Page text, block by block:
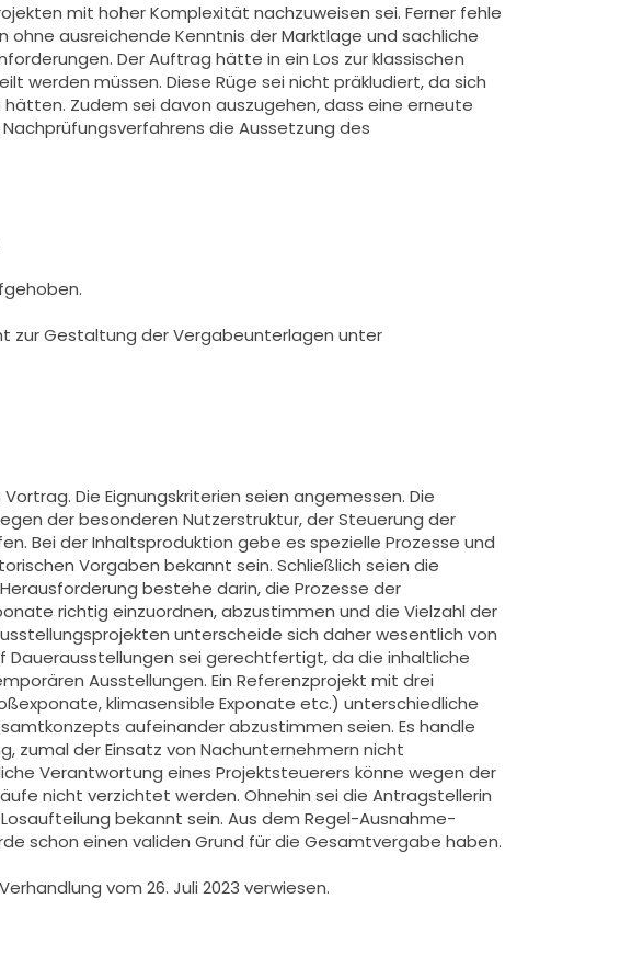
mit hoher Komplexität nachzuweisen sei. Ferner fehle
ausreichende Kenntnis der Marktlage und sachliche
Der Auftrag hätte in ein Los zur klassischen
werden müssen. Diese Rüge sei nicht präkludiert, da sich
Zudem sei davon auszugehen, dass eine erneute
die Aussetzung des
zur Gestaltung der Vergabeunterlagen unter
Die Eignungskriterien seien angemessen. Die
der besonderen Nutzerstruktur, der Steuerung der
Bei der Inhaltsproduktion gebe es spezielle Prozesse und
Vorgaben bekannt sein. Schließlich seien die
bestehe darin, die Prozesse der
richtig einzuordnen, abzustimmen und die Vielzahl der
unterscheide sich daher wesentlich von
Dauerausstellungen sei gerechtfertigt, da die inhaltliche
Ausstellungen. Ein Referenzprojekt mit drei
klimasensible Exponate etc.) unterschiedliche
aufeinander abzustimmen seien. Es handle
zumal der Einsatz von Nachunternehmern nicht
Verantwortung eines Projektsteuerers könne wegen der
nicht verzichtet werden. Ohnehin sei die Antragstellerin
bekannt sein. Aus dem Regel-Ausnahme-
schon einen validen Grund für die Gesamtvergabe haben.
vom 26. Juli 2023 verwiesen.